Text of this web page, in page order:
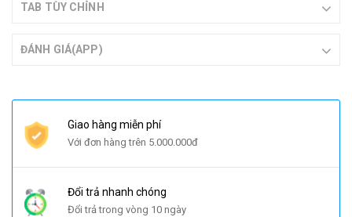
TAB TÙY CHỈNH
ĐÁNH GIÁ(APP)
Giao hàng miễn phí
Với đơn hàng trên 5.000.000đ
Đổi trả nhanh chóng
Đổi trả trong vòng 10 ngày